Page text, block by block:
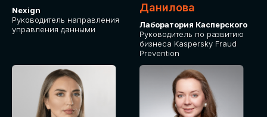
Nexign
Руководитель направления
управления данными
Данилова
Лаборатория Касперского
Руководитель по развитию
бизнеса Kaspersky Fraud
Prevention